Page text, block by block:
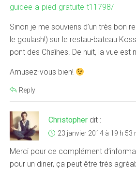
guidee-a-pied-gratuite-t11798/
Sinon je me souviens d’un très bon
le goulash!) sur le restau-bateau
pont des Chaînes. De nuit, la vue est
Amusez-vous bien!
Reply
Christopher dit :
23 janvier 2014 à 19 h 53
Merci pour ce complément
pour un diner, ça peut être très